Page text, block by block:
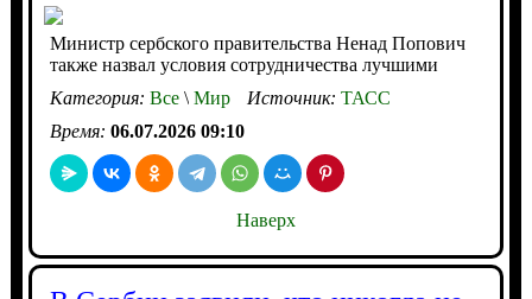
Министр сербского правительства Ненад Попович
также назвал условия сотрудничества лучшими
Категория: Все\Мир Источник: ТАСС
Время: 06.07.2026 09:10
Наверх